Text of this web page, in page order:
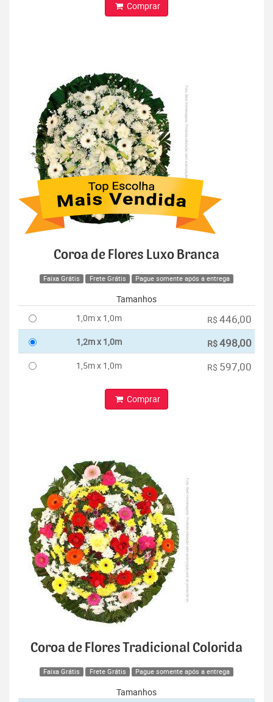
Comprar
Coroa de Flores Luxo Branca
Faixa Grátis Frete Grátis Pague somente após a entrega
Tamanhos
1,0m x 1,0m
R$ 446,00
1,2m x 1,0m R$498,00
1,5m x 1,0m R$ 597,00
Comprar
Coroa de Flores Tradicional Colorida
Faixa Grátis Frete Grátis Pague somente após a entrega
Tamanhos